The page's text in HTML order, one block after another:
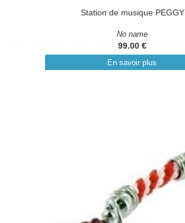
Station de musique PEGGY
No name
99.00 €
En savoir plus